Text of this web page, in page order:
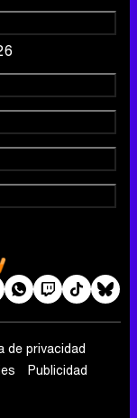
de privacidad
Publicidad